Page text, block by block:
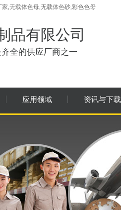
,无载体色母,无载体色砂,彩色色母
品有限公司
全的供应厂商之一
应用领域 资讯与下载